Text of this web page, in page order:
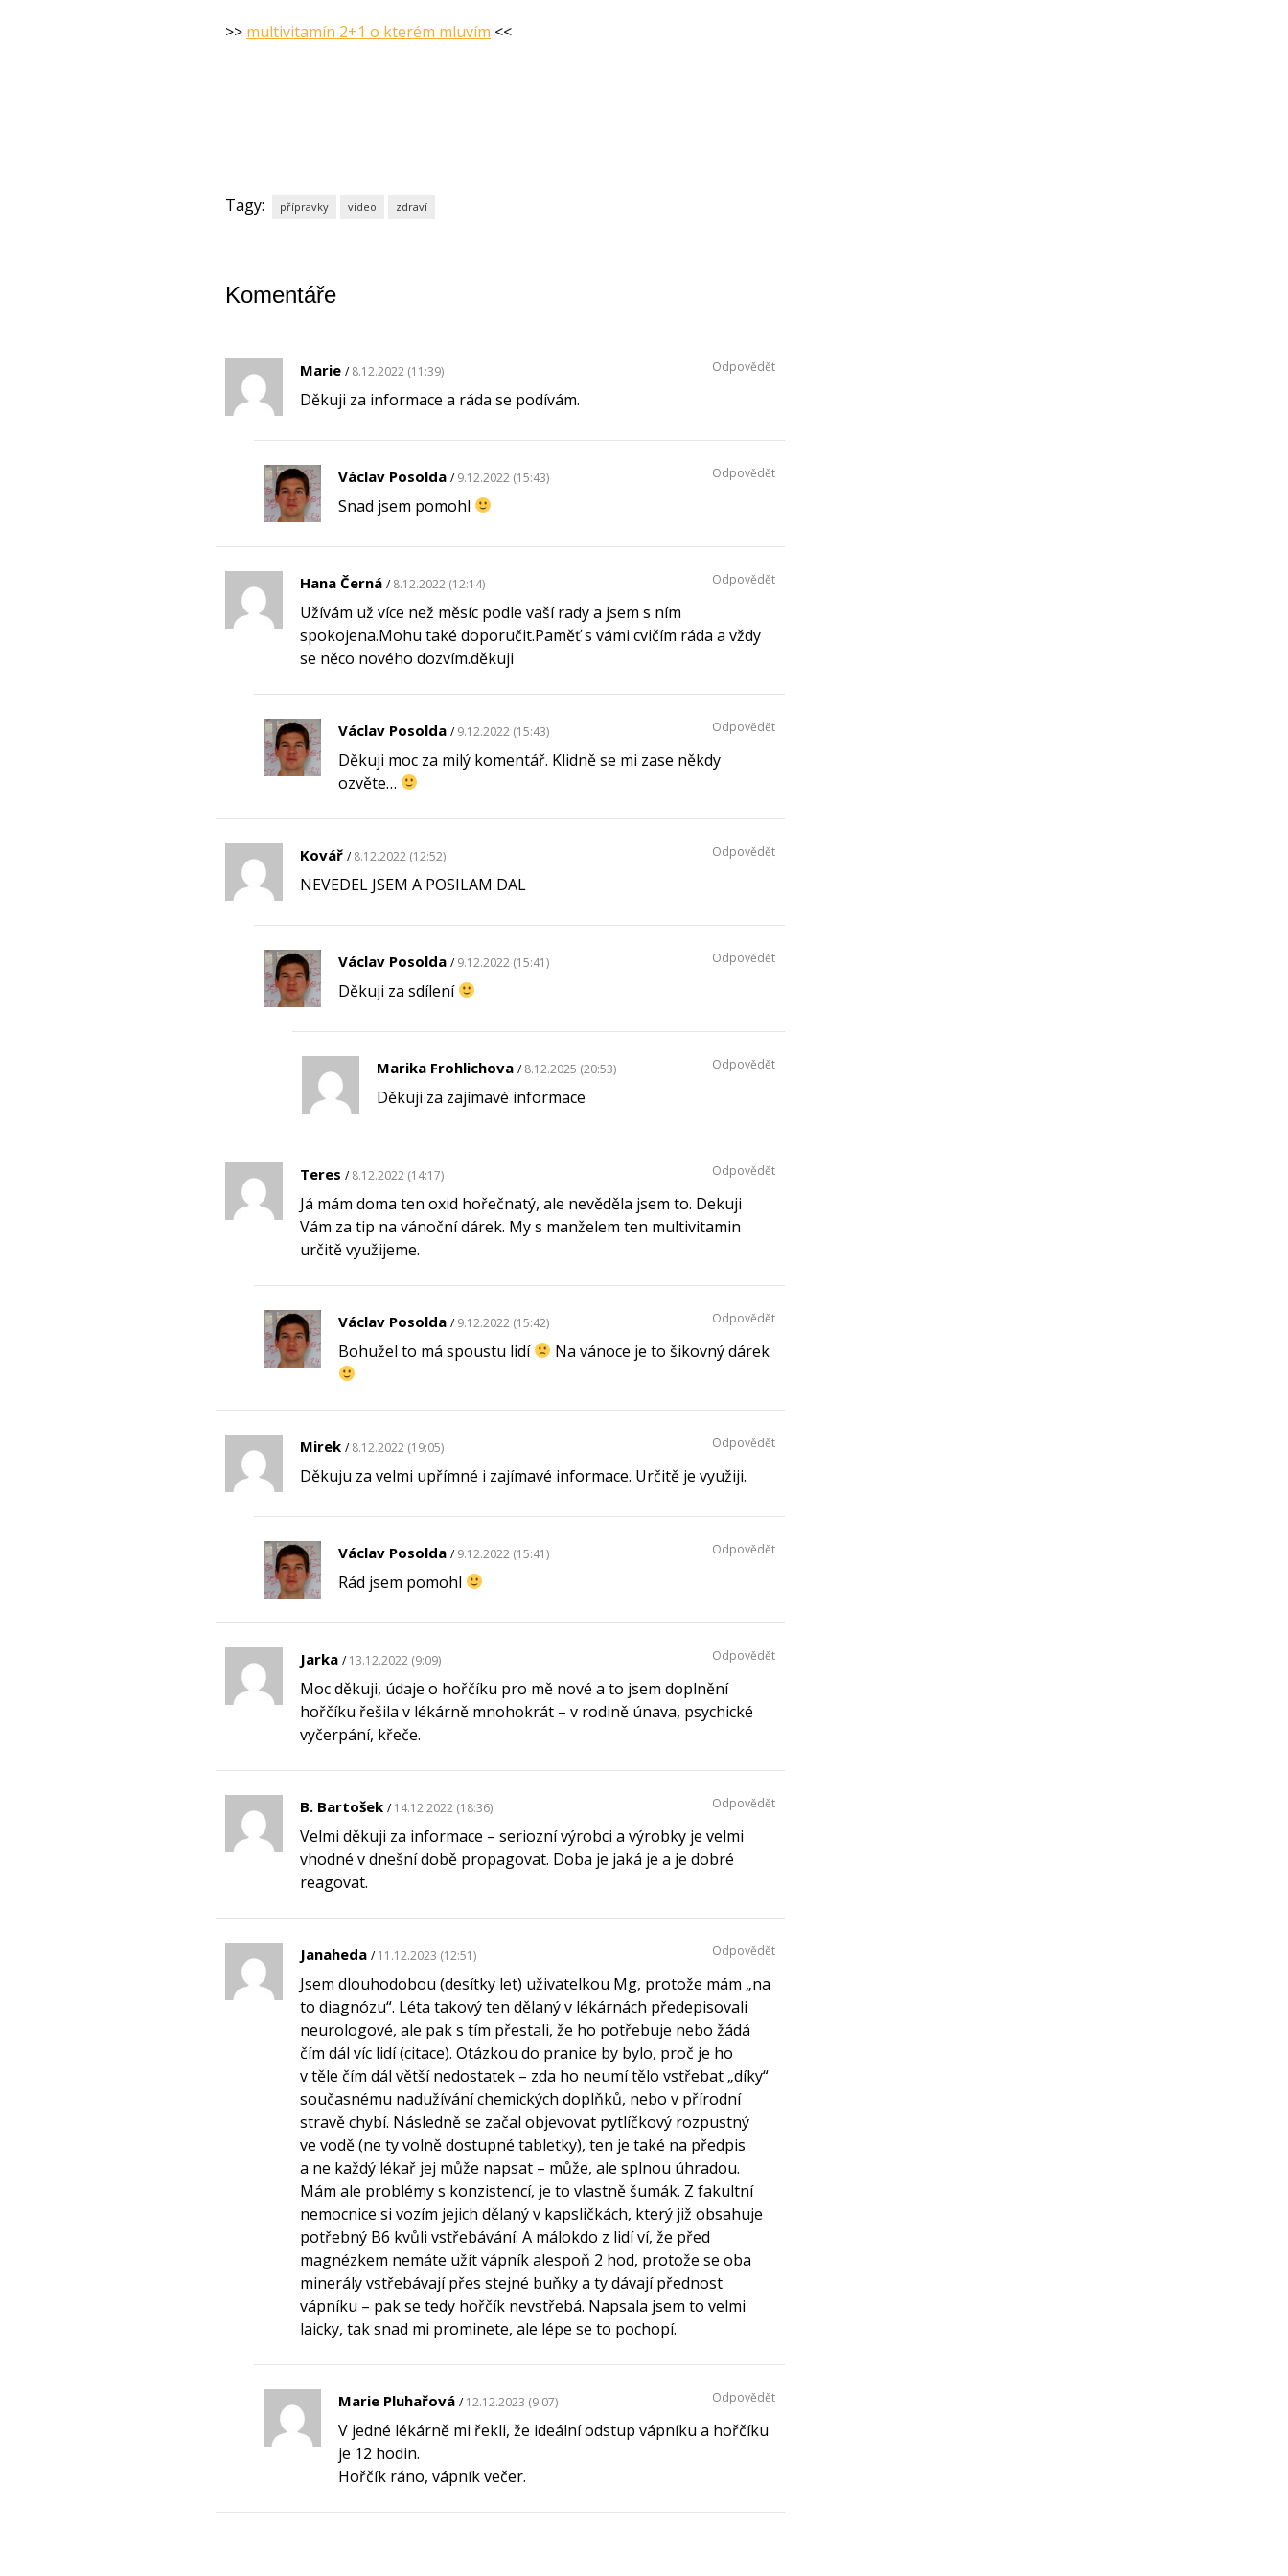
>> multivitamín 2+1 o kterém mluvím <<
Tagy: přípravky video zdraví
Komentáře
Marie 8.12.2022 (11:39)
Děkuji za informace a ráda se podívám.
Odpovědět
Václav Posolda 9.12.2022 (15:43)
Snad jsem pomohl
Odpovědět
Hana Černá 8.12.2022 (12:14)
Užívám už více než měsíc podle vaší rady a jsem s ním
spokojena.Mohu také doporučit.Paměť s vámi cvičím ráda a vždy
se něco nového dozvím.děkuji
Odpovědět
Václav Posolda 9.12.2022 (15:43)
Děkuji moc za milý komentář. Klidně se mi zase někdy
ozvěte…
Odpovědět
Kovář 8.12.2022 (12:52)
NEVEDEL JSEM A POSILAM DAL
Odpovědět
Václav Posolda 9.12.2022 (15:41)
Děkuji za sdílení
Odpovědět
Marika Frohlichova 8.12.2025 (20:53)
Děkuji za zajímavé informace
Odpovědět
Teres 8.12.2022 (14:17)
Já mám doma ten oxid hořečnatý, ale nevěděla jsem to. Dekuji
Vám za tip na vánoční dárek. My s manželem ten multivitamin
určitě využijeme.
Odpovědět
Václav Posolda 9.12.2022 (15:42)
Bohužel to má spoustu lidí Na vánoce je to šikovný dárek
Odpovědět
Mirek 8.12.2022 (19:05)
Děkuju za velmi upřímné i zajímavé informace. Určitě je využiji.
Odpovědět
Václav Posolda 9.12.2022 (15:41)
Rád jsem pomohl
Odpovědět
Jarka 13.12.2022 (9:09)
Moc děkuji, údaje o hořčíku pro mě nové a to jsem doplnění
hořčíku řešila v lékárně mnohokrát – v rodině únava, psychické
vyčerpání, křeče.
Odpovědět
B. Bartošek 14.12.2022 (18:36)
Velmi děkuji za informace – seriozní výrobci a výrobky je velmi
vhodné v dnešní době propagovat. Doba je jaká je a je dobré
reagovat.
Odpovědět
Janaheda 11.12.2023 (12:51)
Jsem dlouhodobou (desítky let) uživatelkou Mg, protože mám „na
to diagnózu“. Léta takový ten dělaný v lékárnách předepisovali
neurologové, ale pak s tím přestali, že ho potřebuje nebo žádá
čím dál víc lidí (citace). Otázkou do pranice by bylo, proč je ho
v těle čím dál větší nedostatek – zda ho neumí tělo vstřebat „díky“
současnému nadužívání chemických doplňků, nebo v přírodní
stravě chybí. Následně se začal objevovat pytlíčkový rozpustný
ve vodě (ne ty volně dostupné tabletky), ten je také na předpis
a ne každý lékař jej může napsat – může, ale splnou úhradou.
Mám ale problémy s konzistencí, je to vlastně šumák. Z fakultní
nemocnice si vozím jejich dělaný v kapsličkách, který již obsahuje
potřebný B6 kvůli vstřebávání. A málokdo z lidí ví, že před
magnézkem nemáte užít vápník alespoň 2 hod, protože se oba
minerály vstřebávají přes stejné buňky a ty dávají přednost
vápníku – pak se tedy hořčík nevstřebá. Napsala jsem to velmi
laicky, tak snad mi prominete, ale lépe se to pochopí.
Odpovědět
Marie Pluhařová 12.12.2023 (9:07)
V jedné lékárně mi řekli, že ideální odstup vápníku a hořčíku
je 12 hodin.
Hořčík ráno, vápník večer.
Odpovědět